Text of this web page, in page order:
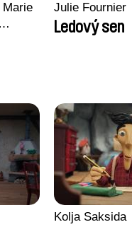
Julie Fournier
Ledový sen
Kolja Saksida